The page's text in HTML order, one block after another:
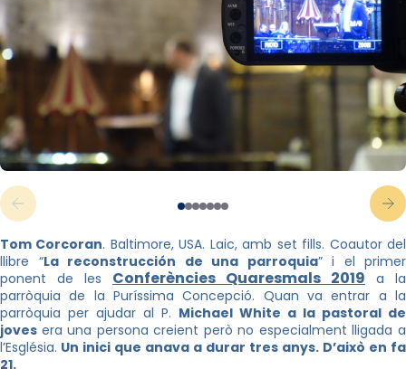
Tom Corcoran. Baltimore, USA. Laic, amb set fills. Coautor del
llibre “La reconstrucción de una parroquia” i el primer
ponent de les Conferències Quaresmals 2019 a la
parròquia de la Puríssima Concepció. Quan va entrar a la
parròquia per ajudar al P. Michael White a la pastoral de
joves era una persona creient però no especialment lligada a
l’Església. Un inici que anava a durar tres anys. D’això en fa
21.